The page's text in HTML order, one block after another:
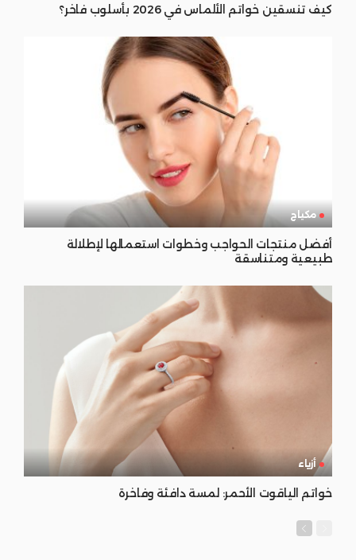
كيف تنسقين خواتم الألماس في 2026 بأسلوب فاخر؟
مكياج
أفضل منتجات الحواجب وخطوات استعمالها لإطلالة
طبيعية ومتناسقة
أزياء
خواتم الياقوت الأحمر: لمسة دافئة وفاخرة